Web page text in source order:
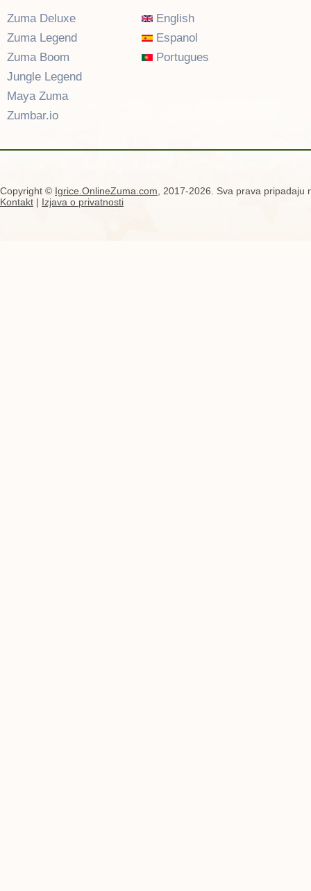
Zuma Deluxe
Zuma Legend
Zuma Boom
Jungle Legend
Maya Zuma
Zumbar.io
English
Espanol
Portugues
Copyright © Igrice.OnlineZuma.com , 2017-2026. Sva prava pripadaju
Kontakt | Izjava o privatnosti